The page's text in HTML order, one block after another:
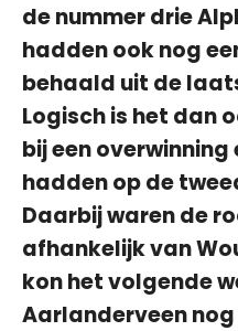
de nummer drie
hadden ook nog
behaald uit de
Logisch is het dan
bij een
hadden op de
Daarbij waren de
afhankelijk van
kon het volgende
Aarlanderveen